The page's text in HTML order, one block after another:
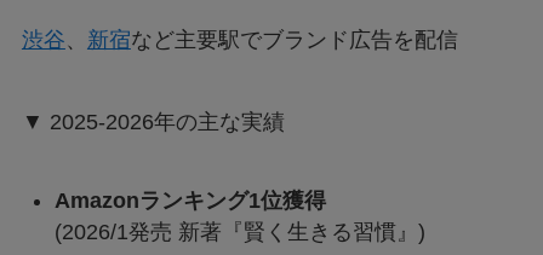
渋谷、 新宿など主要駅でブランド広告を配信
▼ 2025-2026年の主な実績
Amazonランキング1位獲得
(2026/1発売 新著『賢く生きる習慣』)